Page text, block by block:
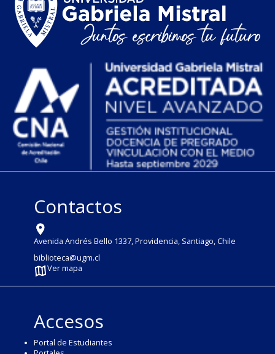
Contactos
Avenida Andrés Bello 1337, Providencia, Santiago, Chile
biblioteca@ugm.cl
Ver mapa
Accesos
Portal de Estudiantes